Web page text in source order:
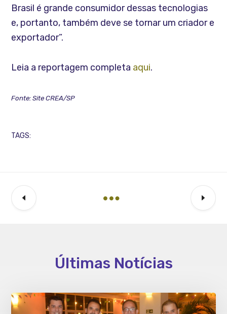
Brasil é grande consumidor dessas tecnologias
e, portanto, também deve se tornar um criador e
exportador”.
Leia a reportagem completa aqui.
Fonte: Site CREA/SP
TAGS:
Últimas Notícias